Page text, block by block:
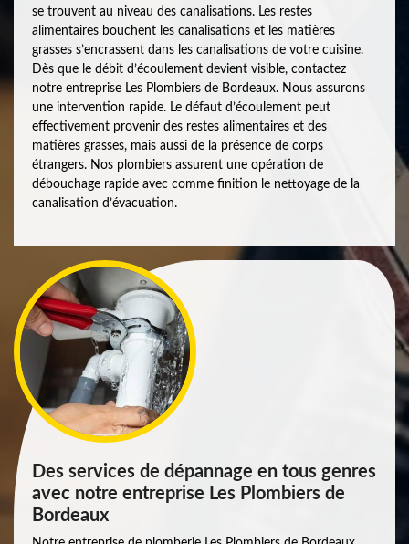
se trouvent au niveau des canalisations. Les restes
alimentaires bouchent les canalisations et les matières
grasses s’encrassent dans les canalisations de votre cuisine.
Dès que le débit d’écoulement devient visible, contactez
notre entreprise Les Plombiers de Bordeaux. Nous assurons
une intervention rapide. Le défaut d’écoulement peut
effectivement provenir des restes alimentaires et des
matières grasses, mais aussi de la présence de corps
étrangers. Nos plombiers assurent une opération de
débouchage rapide avec comme finition le nettoyage de la
canalisation d’évacuation.
Des services de dépannage en tous genres
avec notre entreprise Les Plombiers de
Bordeaux